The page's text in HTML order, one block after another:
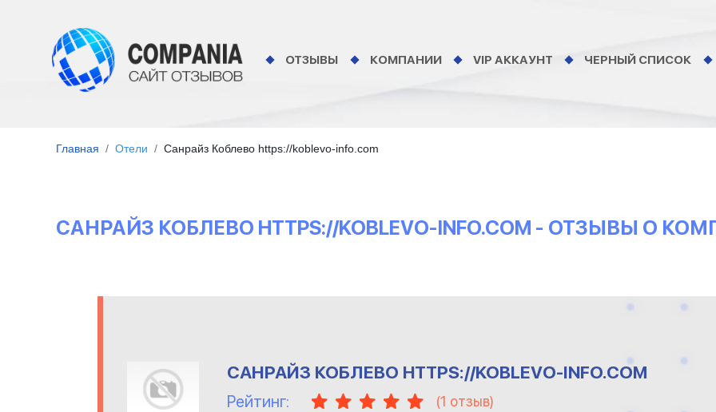
ОТЗЫВЫ КОМПАНИИ VIP АККАУНТ ЧЕРНЫЙ СПИСОК
Главная Отели Санрайз Коблево https://koblevo-info.com
САНРАЙЗ КОБЛЕВО HTTPS://KOBLEVO-INFO.COM - ОТЗЫВЫ О
САНРАЙЗ КОБЛЕВО HTTPS://KOBLEVO-INFO.COM
Рейтинг: (1 отзыв)